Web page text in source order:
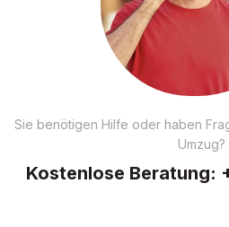
Sie benötigen Hilfe oder haben
Umzug?
Kostenlose Beratung: